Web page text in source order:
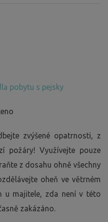
pobytu s pejsky
zvýšené opatrnosti, z
požáry! Využívejte pouze
z dosahu ohně všechny
oheň ve větrném
u majitele, zda není v této
zakázáno.